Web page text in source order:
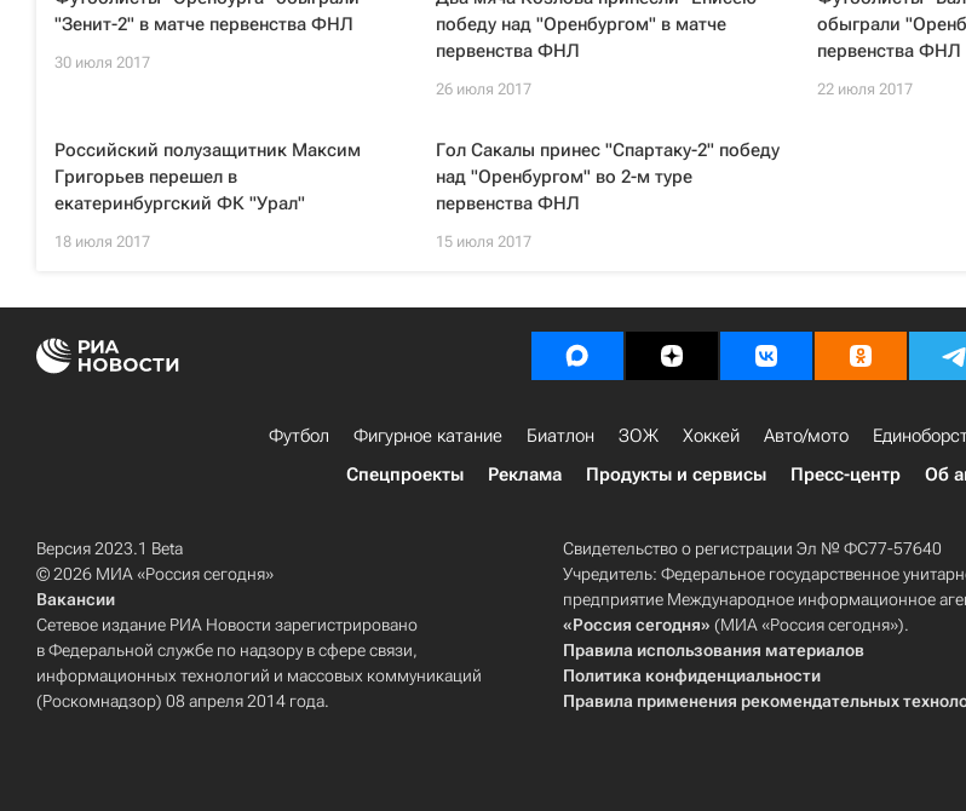
"Зенит-2" в матче первенства ФНЛ
30 июля 2017
победу над "Оренбургом" в матче
первенства ФНЛ
26 июля 2017
обыграли
первенства ФНЛ
22 июля 2017
Российский полузащитник Максим
Григорьев перешел в
екатеринбургский ФК "Урал"
18 июля 2017
Гол Сакалы принес "Спартаку-2" победу
над "Оренбургом" во 2-м туре
первенства ФНЛ
15 июля 2017
Футбол Фигурное катание Биатлон ЗОЖ Хоккей Авто/мото
Спецпроекты
Реклама Продукты и сервисы Пресс-центр Об
Версия 2023.1 Beta
© 2026 МИА «Россия сегодня»
Вакансии
Сетевое издание РИА Новости зарегистрировано
в Федеральной службе по надзору в сфере связи,
информационных технологий и массовых коммуникаций
(Роскомнадзор) 08 апреля 2014 года.
Свидетельство о регистрации Эл № ФС77-57640
Учредитель: Федеральное государственное
предприятие Международное информационное
«Россия сегодня» (МИА «Россия сегодня»).
Правила использования материалов
Политика конфиденциальности
Правила применения рекомендательных